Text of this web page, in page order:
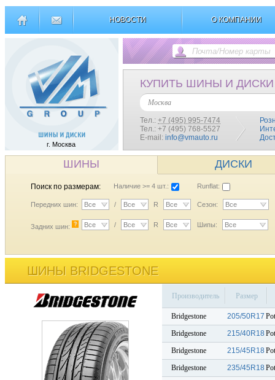
НОВОСТИ О КОМПАНИИ
г. Москва
КУПИТЬ ШИНЫ И ДИСКИ
Москва
Тел.: +7 (495) 995-7474
Тел.: +7 (495) 768-5527
E-mail: info@vmauto.ru
ШИНЫ ДИСКИ
Поиск по размерам: Наличие >= 4 шт.: Runflat:
Передних шин: Все / Все R Все Сезон: Все
Задних шин: ? Все / Все R Все Шипы: Все
ШИНЫ BRIDGESTONE
Производитель Размер
Bridgestone 205/50R17
Bridgestone
215/40R18
Bridgestone
215/45R18
Bridgestone
235/45R18